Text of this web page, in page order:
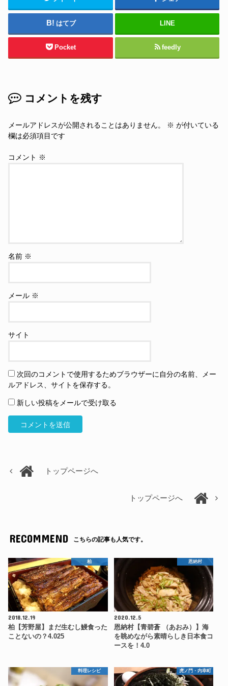
はてブ LINE
Pocket feedly
コメントを残す
メールアドレスが公開されることはありません。 ※ が付いている
欄は必須項目です
コメント ※
名前 ※
メール ※
サイト
次回のコメントで使用するためブラウザーに自分の名前、メー
ルアドレス、サイトを保存する。
新しい投稿をメールで受け取る
トップページへ
トップページへ
RECOMMEND こちらの記事も人気です。
柏
2018.12.19
柏【芳野屋】まだ生むし鰻食った
ことないの？4.025
恩納村
2020.12.5
恩納村【青碧蒼 （あおみ）】海
を眺めながら素晴らしき日本食コ
ースを！4.0
料理レシピ 虎ノ門・内幸町